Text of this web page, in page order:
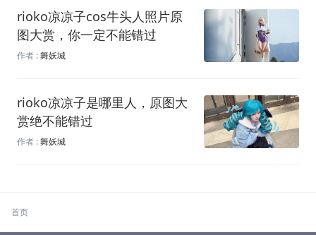
rioko凉凉子cos牛头人照片原
图大赏，你一定不能错过
作者 :舞妖城
rioko凉凉子是哪里人，原图大
赏绝不能错过
作者 :舞妖城
首页